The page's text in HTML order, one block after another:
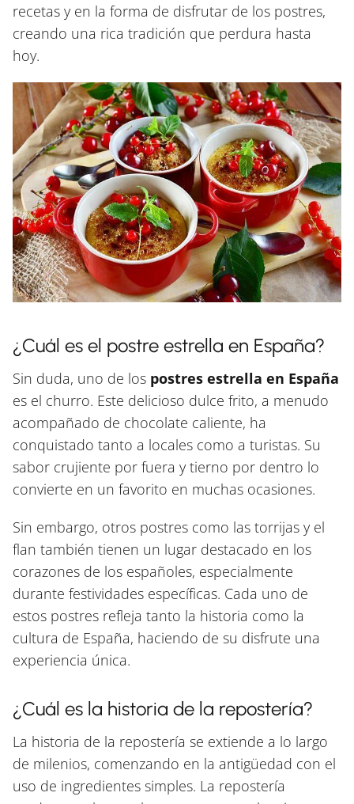
recetas y en la forma de disfrutar de los postres,
creando una rica tradición que perdura hasta
hoy.
¿Cuál es el postre estrella en España?
Sin duda, uno de los postres estrella en España
es el churro. Este delicioso dulce frito, a menudo
acompañado de chocolate caliente, ha
conquistado tanto a locales como a turistas. Su
sabor crujiente por fuera y tierno por dentro lo
convierte en un favorito en muchas ocasiones.
Sin embargo, otros postres como las torrijas y el
flan también tienen un lugar destacado en los
corazones de los españoles, especialmente
durante festividades específicas. Cada uno de
estos postres refleja tanto la historia como la
cultura de España, haciendo de su disfrute una
experiencia única.
¿Cuál es la historia de la repostería?
La historia de la repostería se extiende a lo largo
de milenios, comenzando en la antigüedad con el
uso de ingredientes simples. La repostería